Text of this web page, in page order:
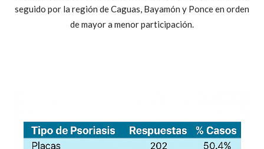
seguido por la región de Caguas, Bayamón y Ponce en orden
de mayor a menor participación.